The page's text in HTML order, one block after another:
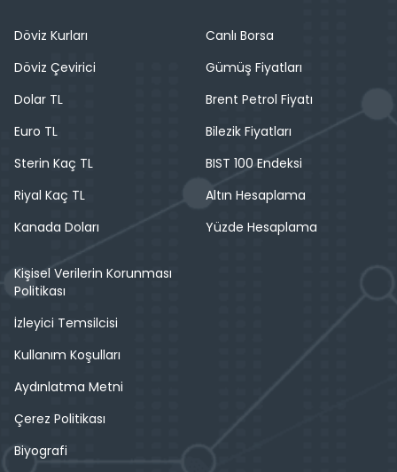
Döviz Kurları
Döviz Çevirici
Dolar TL
Euro TL
Sterin Kaç TL
Riyal Kaç TL
Kanada Doları
Canlı Borsa
Gümüş Fiyatları
Brent Petrol Fiyatı
Bilezik Fiyatları
BIST 100 Endeksi
Altın Hesaplama
Yüzde Hesaplama
Kişisel Verilerin Korunması
Politikası
İzleyici Temsilcisi
Kullanım Koşulları
Aydınlatma Metni
Çerez Politikası
Biyografi